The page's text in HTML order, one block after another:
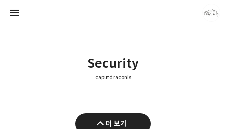
Security
caputdraconis
더 보기
caputdraconis
caputdraconis